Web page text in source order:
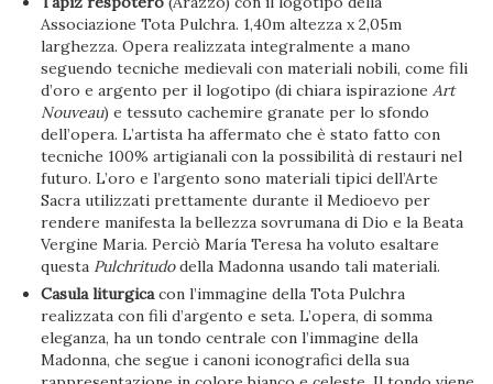
Associazione Tota Pulchra. 1,40m altezza x 2,05m
larghezza. Opera realizzata integralmente a mano
seguendo tecniche medievali con materiali nobili, come fili
d’oro e argento per il logotipo (di chiara ispirazioneArt
Nouveau) e tessuto cachemire granate per lo sfondo
dell’opera. L’artista ha affermato che è stato fatto con
tecniche 100% artigianali con la possibilità di restauri nel
futuro. L’oro e l’argento sono materiali tipici dell’Arte
Sacra utilizzati prettamente durante il Medioevo per
rendere manifesta la bellezza sovrumana di Dio e la Beata
Vergine Maria. Perciò María Teresa ha voluto esaltare
questa Pulchritudodella Madonna usando tali materiali.
Casula liturgicacon l’immagine della Tota Pulchra
realizzata con fili d’argento e seta. L’opera, di somma
eleganza, ha un tondo centrale con l’immagine della
Madonna, che segue i canoni iconografici della sua